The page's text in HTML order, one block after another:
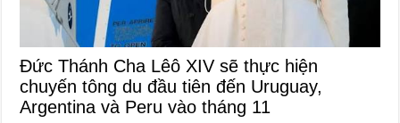
Đức Thánh Cha Lêô XIV sẽ thực hiện
chuyến tông du đầu tiên đến Uruguay,
Argentina và Peru vào tháng 11